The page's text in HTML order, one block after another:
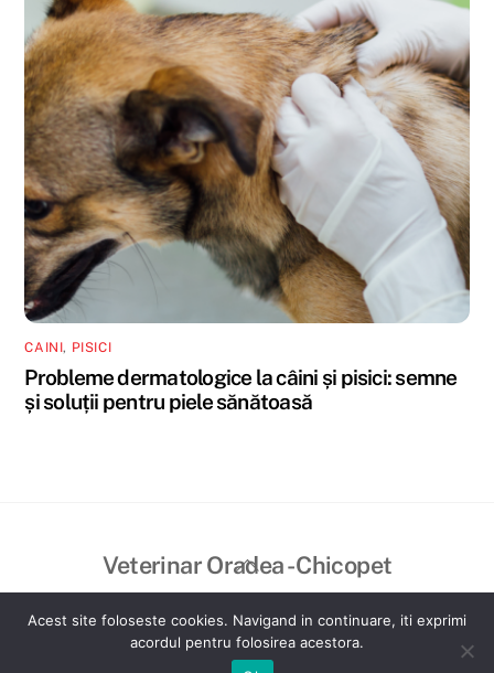
CAINI, PISICI
Probleme dermatologice la câini și pisici: semne
și soluții pentru piele sănătoasă
Back
To
Top
Veterinar Oradea - Chicopet
Created by VisualBrand
Acest site foloseste cookies. Navigand in continuare, iti exprimi
acordul pentru folosirea acestora.